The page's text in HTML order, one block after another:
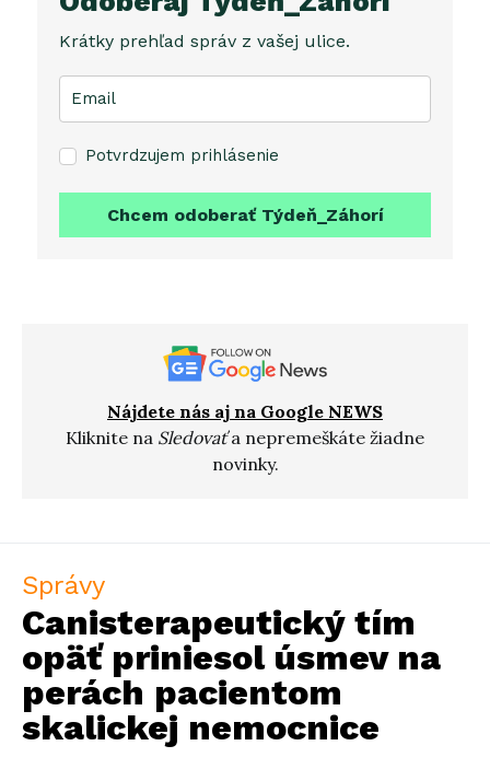
Krátky prehľad správ z vašej ulice.
Potvrdzujem prihlásenie
Chcem odoberať Týdeň_Záhorí
Nájdete nás aj na Google NEWS
Kliknite na Sledovaťa nepremeškáte žiadne
novinky.
Správy
Canisterapeutický tím
opäť priniesol úsmev na
perách pacientom
skalickej nemocnice